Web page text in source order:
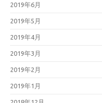
2019年6月
2019年5月
2019年4月
2019年3月
2019年2月
2019年1月